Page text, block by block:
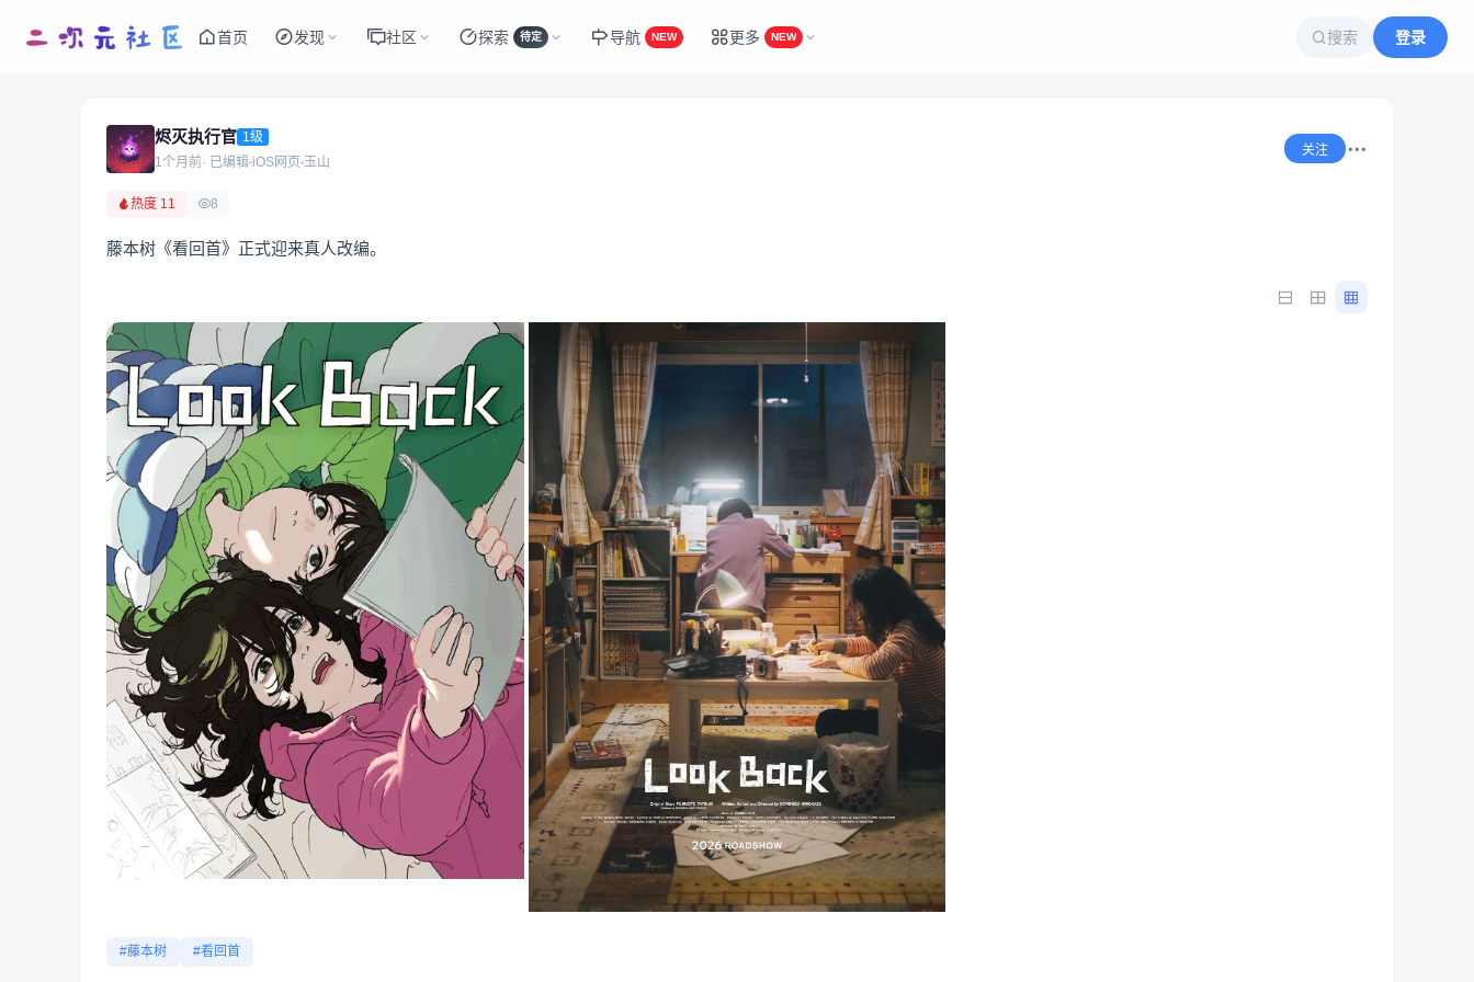
首页 发现 社区 探索 待定 导航 NEW 更多 NEW 搜索 登录
烬灭执行官 1级
1个月前· 已编辑 iOS网页 玉山
关注
热度 11 8
藤本树《看回首》正式迎来真人改编。
#藤本树 #看回首